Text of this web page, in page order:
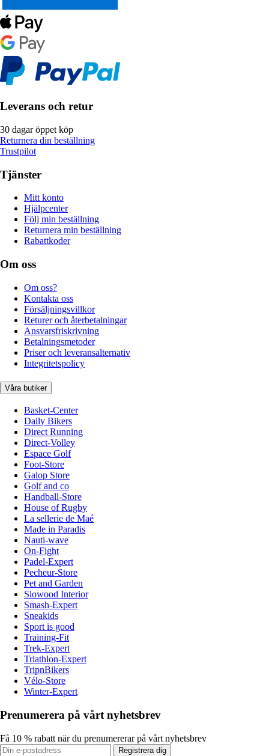
Leverans och retur
30 dagar öppet köp
Returnera din beställning
Trustpilot
Tjänster
Mitt konto
Hjälpcenter
Följ min beställning
Returnera min beställning
Rabattkoder
Om oss
Om oss?
Kontakta oss
Försäljningsvillkor
Returer och återbetalningar
Ansvarsfriskrivning
Betalningsmetoder
Priser och leveransalternativ
Integritetspolicy
Våra butiker
Basket-Center
Daily Bikers
Direct Running
Direct-Volley
Espace Golf
Foot-Store
Galop Store
Golf and co
Handball-Store
House of Rugby
La sellerie de Maé
Made in Paradis
Nauti-wave
On-Fight
Padel-Expert
Pecheur-Store
Pet and Garden
Slowood Interior
Smash-Expert
Sneakids
Sport is good
Training-Fit
Trek-Expert
Triathlon-Expert
TripnBikers
Vélo-Store
Winter-Expert
Prenumerera på vårt nyhetsbrev
Få 10 % rabatt när du prenumererar på vårt nyhetsbrev
Registrera dig